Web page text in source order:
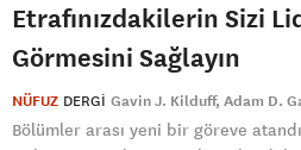
Etrafınızdakilerin Sizi
Görmesini Sağlayın
NÜFUZ DERGI Gavin J. Kilduff Adam D.
Bölümler arası yeni bir göreve